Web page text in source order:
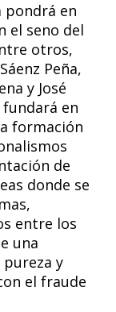
pondrá en
el seno del
otros,
Peña,
y José
en
formación
de
donde se
entre los
una
y
el fraude